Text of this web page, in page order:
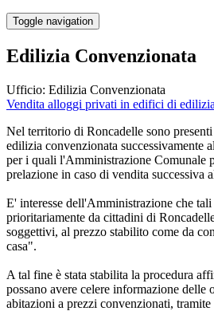
Toggle navigation
Edilizia Convenzionata
Ufficio: Edilizia Convenzionata
Vendita alloggi privati in edifici di
Nel territorio di Roncadelle sono
edilizia convenzionata successivamente
per i quali l'Amministrazione Comunale
prelazione in caso di vendita successiva
E' interesse dell'Amministrazione che
prioritariamente da cittadini di
soggettivi, al prezzo stabilito come da
casa".
A tal fine è stata stabilita la procedura
possano avere celere informazione delle
abitazioni a prezzi convenzionati,